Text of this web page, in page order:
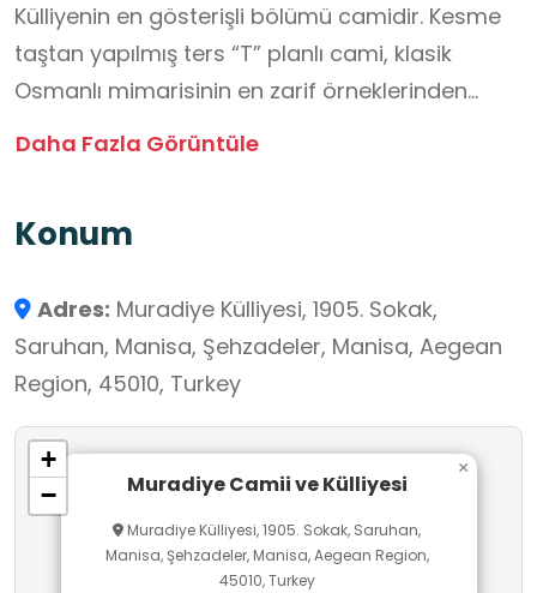
Külliyenin en gösterişli bölümü camidir. Kesme
taştan yapılmış ters “T” planlı cami, klasik
Osmanlı mimarisinin en zarif örneklerinden
biridir. Ortada bir büyük merkezi kubbe,
cephesinin köşelerinde tek şerefeli bir çift
mekâna, fildişi, sedef ve bağa kakmalarla
bezenmiş çift kanatlı bir kapıdan girilmektedir.
Mihrap duvarı İznik çinileriyle kaplıdır. Mermer
minber çok değerli bir sanat eseridir. Üst
pencerelerde cam işi süslemeler yer
almaktadır. Güneydoğu köşesinde bulunan
mermerden yapılmış hünkâr mahfilinin tavanı
malakâri işlemelerle, kubbe, tonoz, kemer ve
Daha Fazla Görüntüle
Konum
Adres: Muradiye Külliyesi, 1905. Sokak,
Saruhan, Manisa, Şehzadeler, Manisa, Aegean
Region, 45010, Turkey
Muradiye Camii ve Külliyesi
Muradiye Külliyesi, 1905. Sokak, Saruhan,
Manisa, Şehzadeler, Manisa, Aegean Region,
45010, Turkey
×
+
−